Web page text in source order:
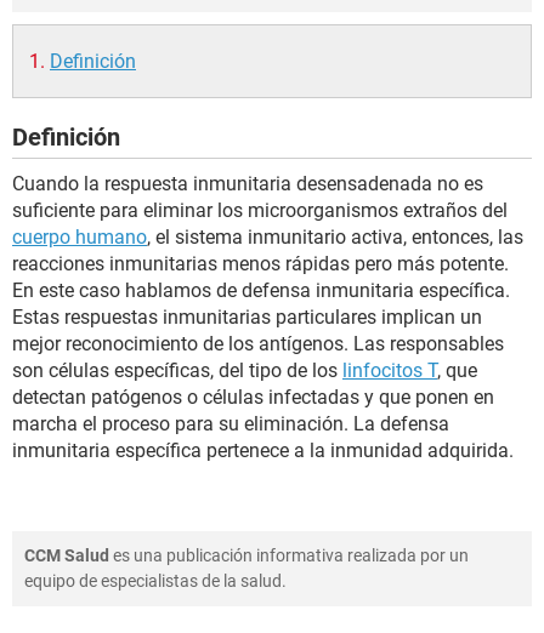
SEXUALIDAD
Definición
Definición
Cuando la respuesta inmunitaria desensadenada no es
suficiente para eliminar los microorganismos extraños del
cuerpo humano, el sistema inmunitario activa, entonces, las
reacciones inmunitarias menos rápidas pero más potente.
En este caso hablamos de defensa inmunitaria específica.
Estas respuestas inmunitarias particulares implican un
mejor reconocimiento de los antígenos. Las responsables
son células específicas, del tipo de los linfocitos T, que
detectan patógenos o células infectadas y que ponen en
marcha el proceso para su eliminación. La defensa
inmunitaria específica pertenece a la inmunidad adquirida.
CCM Salud es una publicación informativa realizada por un
equipo de especialistas de la salud.